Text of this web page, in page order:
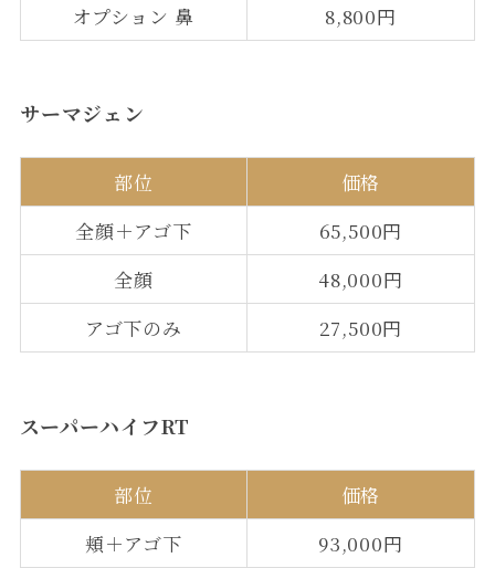
オプション 鼻 8,800円
サーマジェン
部位
価格
全顔＋アゴ下
65,500円
全顔
48,000円
アゴ下のみ
27,500円
スーパーハイフRT
部位
価格
頬＋アゴ下
93,000円